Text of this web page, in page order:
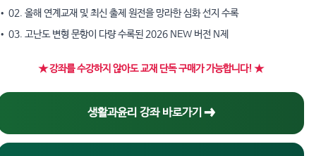
• 02. 올해 연계교재 및 최신 출제 원전을 망라한 심화 선지 수록
• 03. 고난도 변형 문항이 다량 수록된 2026 NEW 버전 N제
★ 강좌를 수강하지 않아도 교재 단독 구매가 가능합니다! ★
생활과윤리 강좌 바로가기 ➔